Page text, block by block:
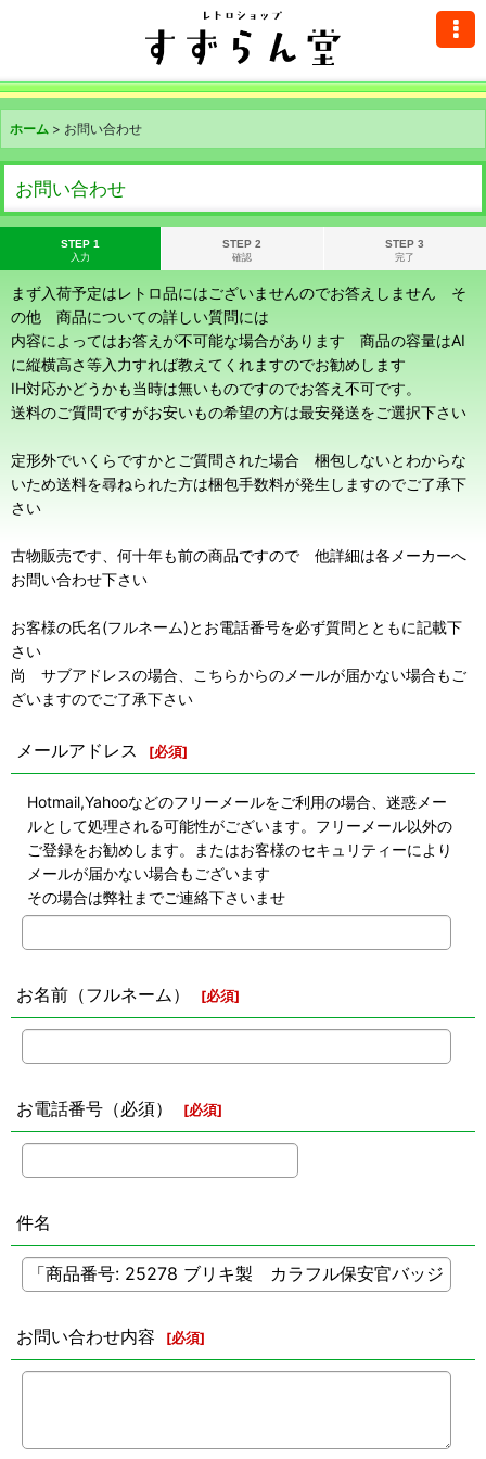
ホーム > お問い合わせ
お問い合わせ
STEP 1
入力
STEP 2
確認
STEP 3
完了
まず入荷予定はレトロ品にはございませんのでお答えしません そ
の他 商品についての詳しい質問には
内容によってはお答えが不可能な場合があります 商品の容量はAI
に縦横高さ等入力すれば教えてくれますのでお勧めします
IH対応かどうかも当時は無いものですのでお答え不可です。
送料のご質問ですがお安いもの希望の方は最安発送をご選択下さい
定形外でいくらですかとご質問された場合 梱包しないとわからな
いため送料を尋ねられた方は梱包手数料が発生しますのでご了承下
さい
古物販売です、何十年も前の商品ですので 他詳細は各メーカーへ
お問い合わせ下さい
お客様の氏名(フルネーム)とお電話番号を必ず質問とともに記載下
さい
尚 サブアドレスの場合、こちらからのメールが届かない場合もご
ざいますのでご了承下さい
メールアドレス [必須]
Hotmail,Yahooなどのフリーメールをご利用の場合、迷惑メー
ルとして処理される可能性がございます。フリーメール以外の
ご登録をお勧めします。またはお客様のセキュリティーにより
メールが届かない場合もございます
その場合は弊社までご連絡下さいませ
お名前（フルネーム） [必須]
お電話番号（必須） [必須]
件名
お問い合わせ内容 [必須]